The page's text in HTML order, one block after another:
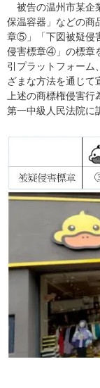
被告の温州市某企
保温容器」などの
章⑤」「下図被疑侵
侵害標章④」の標章
引プラットフォーム
ざまな方法を通じて
上述の商標権侵害
第一中級人民法院に